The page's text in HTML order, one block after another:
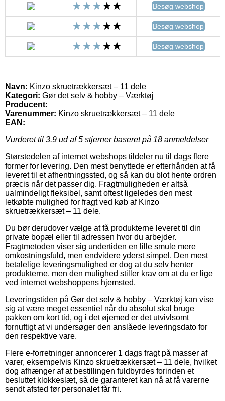
Besøg webshop
Besøg webshop
Besøg webshop
Navn: Kinzo skruetrækkersæt – 11 dele
Kategori: Gør det selv & hobby – Værktøj
Producent:
Varenummer: Kinzo skruetrækkersæt – 11 dele
EAN:
Vurderet til 3.9 ud af 5 stjerner baseret på 18 anmeldelser
Størstedelen af internet webshops tildeler nu til dags flere
former for levering. Den mest benyttede er efterhånden at få
leveret til et afhentningssted, og så kan du blot hente ordren
præcis når det passer dig. Fragtmuligheden er altså
ualmindeligt fleksibel, samt oftest ligeledes den mest
letkøbte mulighed for fragt ved køb af Kinzo
skruetrækkersæt – 11 dele.
Du bør derudover vælge at få produkterne leveret til din
private bopæl eller til adressen hvor du arbejder.
Fragtmetoden viser sig undertiden en lille smule mere
omkostningsfuld, men endvidere yderst simpel. Den mest
betalelige leveringsmulighed er dog at du selv henter
produkterne, men den mulighed stiller krav om at du er lige
ved internet webshoppens hjemsted.
Leveringstiden på Gør det selv & hobby – Værktøj kan vise
sig at være meget essentiel når du absolut skal bruge
pakken om kort tid, og i det øjemed er det utvivlsomt
fornuftigt at vi undersøger den anslåede leveringsdato for
den respektive vare.
Flere e-forretninger annoncerer 1 dags fragt på masser af
varer, eksempelvis Kinzo skruetrækkersæt – 11 dele, hvilket
dog afhænger af at bestillingen fuldbyrdes forinden et
besluttet klokkeslæt, så de garanteret kan nå at få varerne
sendt afsted før personalet får fri.